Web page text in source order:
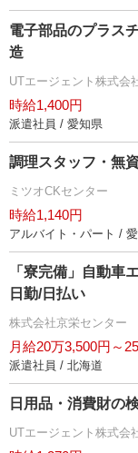
電子部品のプラス
造
UTエージェント株式会
時給1,400円
派遣社員 / 愛知県
調理スタッフ・無
ミツオCKセンター
時給1,140円
アルバイト・パート /
「寮完備」自動車
日勤/日払い
株式会社京栄センター
月給20万3,500円～
派遣社員 / 北海道
日用品・消費財の
UTエージェント株式会